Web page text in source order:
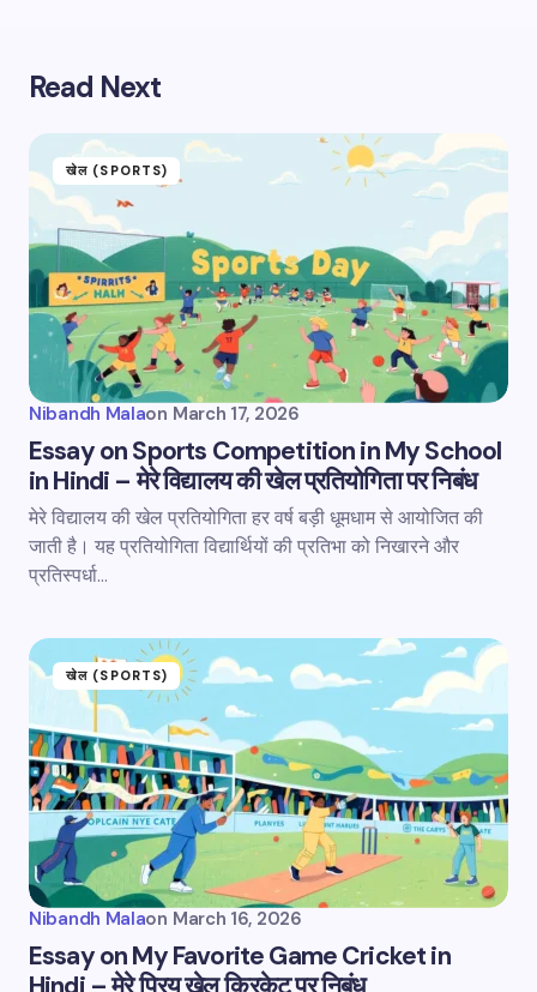
Read Next
खेल (SPORTS)
Nibandh Malaon March 17, 2026
Essay on Sports Competition in My School
in Hindi – मेरे विद्यालय की खेल प्रतियोगिता पर निबंध
मेरे विद्यालय की खेल प्रतियोगिता हर वर्ष बड़ी धूमधाम से आयोजित की
जाती है। यह प्रतियोगिता विद्यार्थियों की प्रतिभा को निखारने और
प्रतिस्पर्धा…
खेल (SPORTS)
Nibandh Malaon March 16, 2026
Essay on My Favorite Game Cricket in